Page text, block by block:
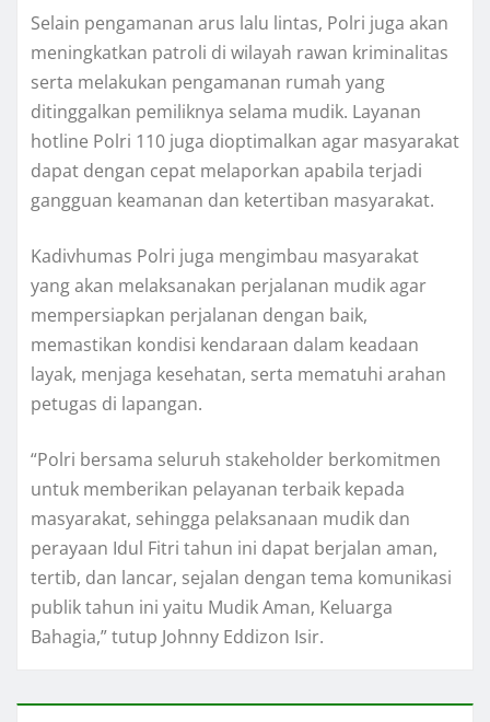
Selain pengamanan arus lalu lintas, Polri juga akan
meningkatkan patroli di wilayah rawan kriminalitas
serta melakukan pengamanan rumah yang
ditinggalkan pemiliknya selama mudik. Layanan
hotline Polri 110 juga dioptimalkan agar masyarakat
dapat dengan cepat melaporkan apabila terjadi
gangguan keamanan dan ketertiban masyarakat.
Kadivhumas Polri juga mengimbau masyarakat
yang akan melaksanakan perjalanan mudik agar
mempersiapkan perjalanan dengan baik,
memastikan kondisi kendaraan dalam keadaan
layak, menjaga kesehatan, serta mematuhi arahan
petugas di lapangan.
“Polri bersama seluruh stakeholder berkomitmen
untuk memberikan pelayanan terbaik kepada
masyarakat, sehingga pelaksanaan mudik dan
perayaan Idul Fitri tahun ini dapat berjalan aman,
tertib, dan lancar, sejalan dengan tema komunikasi
publik tahun ini yaitu Mudik Aman, Keluarga
Bahagia,” tutup Johnny Eddizon Isir.